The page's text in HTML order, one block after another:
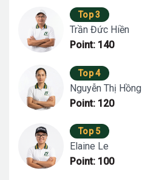
Top 3
Trần Đức Hiền
Point: 140
Top 4
Nguyễn Thị Hồng
Point: 120
Top 5
Elaine Le
Point: 100